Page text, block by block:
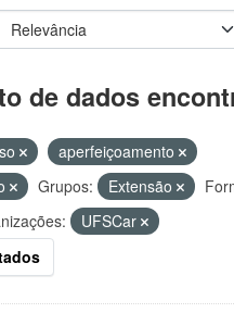
de dados
aperfeiçoamento
Grupos: Extensão
UFSCar